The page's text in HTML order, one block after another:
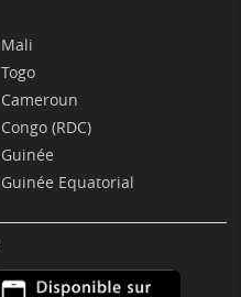
Mali
Togo
Cameroun
Congo (RDC)
Guinée
Guinée Equatorial